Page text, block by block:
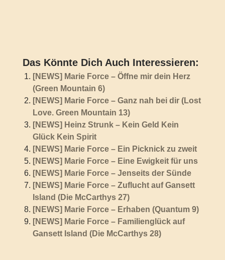
Das Könnte Dich Auch Interessieren:
[NEWS] Marie Force – Öffne mir dein Herz
(Green Mountain 6)
[NEWS] Marie Force – Ganz nah bei dir (Lost
Love. Green Mountain 13)
[NEWS] Heinz Strunk – Kein Geld Kein
Glück Kein Spirit
[NEWS] Marie Force – Ein Picknick zu zweit
[NEWS] Marie Force – Eine Ewigkeit für uns
[NEWS] Marie Force – Jenseits der Sünde
[NEWS] Marie Force – Zuflucht auf Gansett
Island (Die McCarthys 27)
[NEWS] Marie Force – Erhaben (Quantum 9)
[NEWS] Marie Force – Familienglück auf
Gansett Island (Die McCarthys 28)